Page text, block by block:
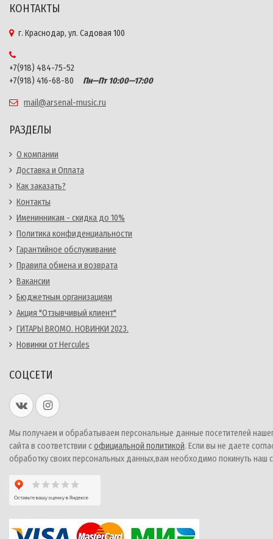
КОНТАКТЫ
г. Краснодар, ул. Садовая 100
+7(918) 484-75-52
+7(918) 416-68-80
Пн—Пт 10:00—17:00
mail@arsenal-music.ru
РАЗДЕЛЫ
О компании
Доставка и Оплата
Как заказать?
Контакты
Именинникам - скидка до 10%
Политика конфиденциальности
Гарантийное обслуживание
Правила обмена и возврата
Вакансии
Бюджетным организациям
Акция "Отзывчивый клиент"
ГИТАРЫ BROMO. НОВИНКИ 2023.
Новинки от Hercules
СОЦСЕТИ
Мы получаем и обрабатываем персональные данные посетителей
сайта в соответствии софициальной политикой. Если вы не даете
обработку своих персональных данных,вам необходимо покинуть наш